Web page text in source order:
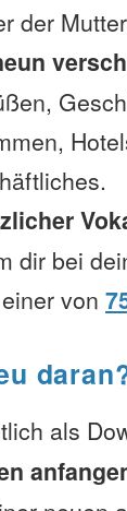
der
dir bei
von
als